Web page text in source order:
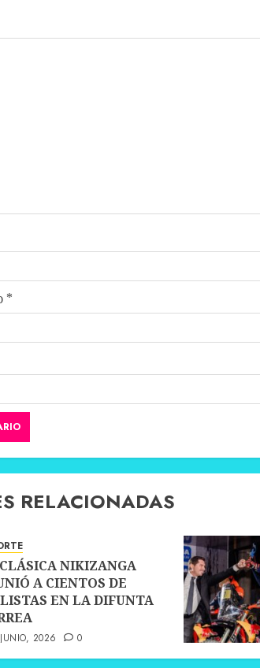
*
RELACIONADAS
NIKIZANGA
A CIENTOS DE
EN LA DIFUNTA
2026 0